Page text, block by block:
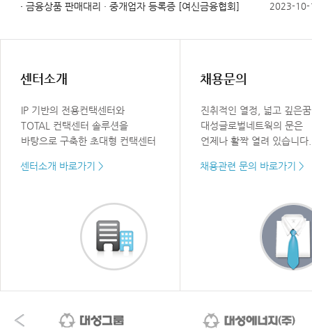
금융상품 판매대리 · 중개업자 등록증 [여신금융협회] 2023-10-
센터소개
IP 기반의 전용컨택센터와
TOTAL 컨택센터 솔루션을
바탕으로 구축한 초대형 컨택센터
센터소개 바로가기 >
채용문의
진취적인 열정, 넓고 깊은
대성글로벌네트웍의 문은
언제나 활짝 열려 있습니다.
채용관련 문의 바로가기 >